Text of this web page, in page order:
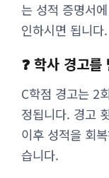
는 성적 증명서
인하시면 됩니다.
❓ 학사 경고
C학점 경고는 2
정됩니다. 경고
이후 성적을 회
습니다.